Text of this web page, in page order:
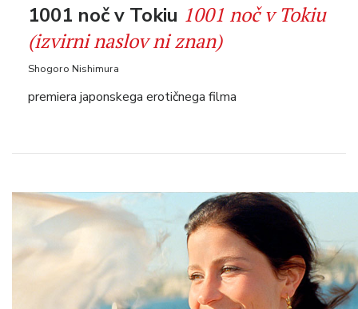
1001 noč v Tokiu 1001 noč v Tokiu
(izvirni naslov ni znan)
Shogoro Nishimura
premiera japonskega erotičnega filma